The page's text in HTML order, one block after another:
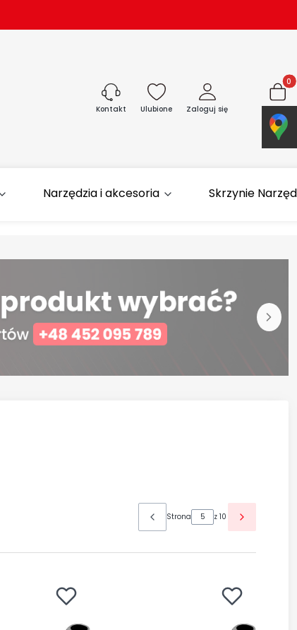
Kontakt Ulubione Zaloguj się Koszyk
Narzędzia i akcesoria Skrzynie
Strona z 10